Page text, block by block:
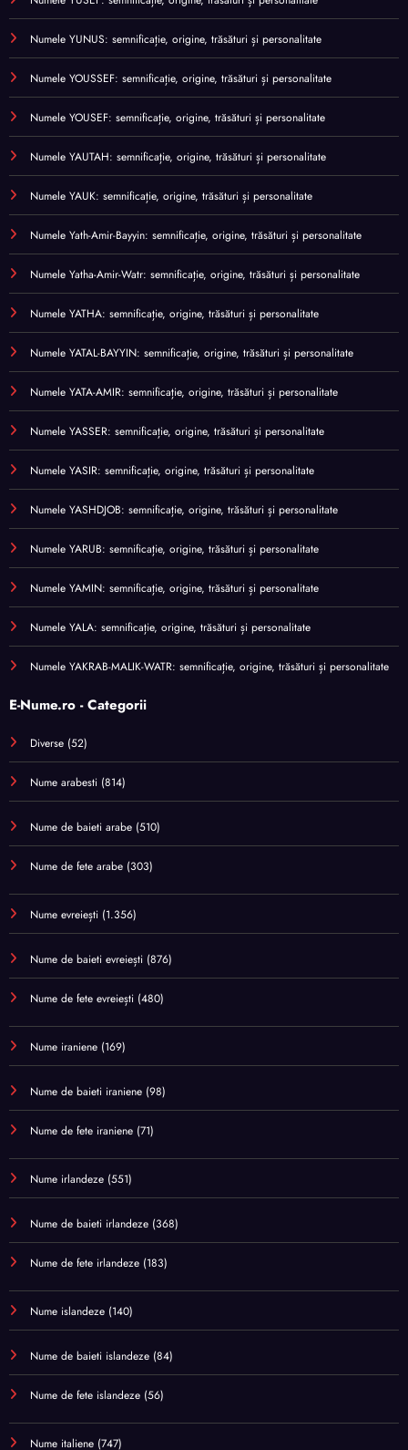
Numele YUNUS: semnificație, origine, trăsături și personalitate
Numele YOUSSEF: semnificație, origine, trăsături și personalitate
Numele YOUSEF: semnificație, origine, trăsături și personalitate
Numele YAUTAH: semnificație, origine, trăsături și personalitate
Numele YAUK: semnificație, origine, trăsături și personalitate
Numele Yath-Amir-Bayyin: semnificație, origine, trăsături și personalitate
Numele Yatha-Amir-Watr: semnificație, origine, trăsături și personalitate
Numele YATHA: semnificație, origine, trăsături și personalitate
Numele YATAL-BAYYIN: semnificație, origine, trăsături și personalitate
Numele YATA-AMIR: semnificație, origine, trăsături și personalitate
Numele YASSER: semnificație, origine, trăsături și personalitate
Numele YASIR: semnificație, origine, trăsături și personalitate
Numele YASHDJOB: semnificație, origine, trăsături și personalitate
Numele YARUB: semnificație, origine, trăsături și personalitate
Numele YAMIN: semnificație, origine, trăsături și personalitate
Numele YALA: semnificație, origine, trăsături și personalitate
Numele YAKRAB-MALIK-WATR: semnificație, origine, trăsături și personalitate
E-Nume.ro - Categorii
Diverse (52)
Nume arabesti (814)
Nume de baieti arabe (510)
Nume de fete arabe (303)
Nume evreiești (1.356)
Nume de baieti evreiești (876)
Nume de fete evreiești (480)
Nume iraniene (169)
Nume de baieti iraniene (98)
Nume de fete iraniene (71)
Nume irlandeze (551)
Nume de baieti irlandeze (368)
Nume de fete irlandeze (183)
Nume islandeze (140)
Nume de baieti islandeze (84)
Nume de fete islandeze (56)
Nume italiene (747)